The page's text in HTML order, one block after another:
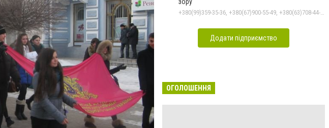
Додати підприємство
ОГОЛОШЕННЯ